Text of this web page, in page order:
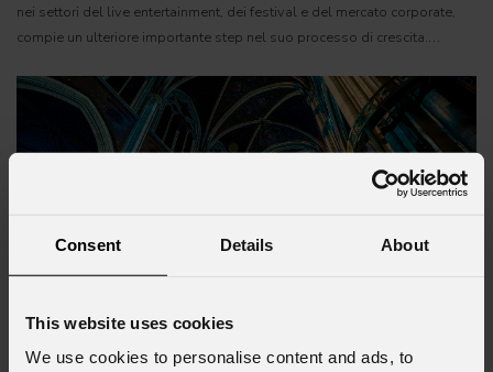
Consent Details About
This website uses cookies
We use cookies to personalise content and ads, to
nei settori del live entertainment, dei festival e del mercato corporate,
compie un ulteriore importante step nel suo processo di crescita.